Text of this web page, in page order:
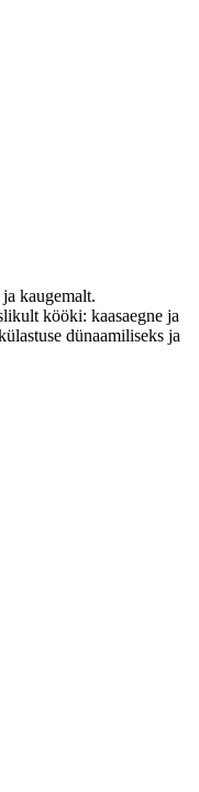
kaugemalt.
kööki: kaasaegne ja
dünaamiliseks ja